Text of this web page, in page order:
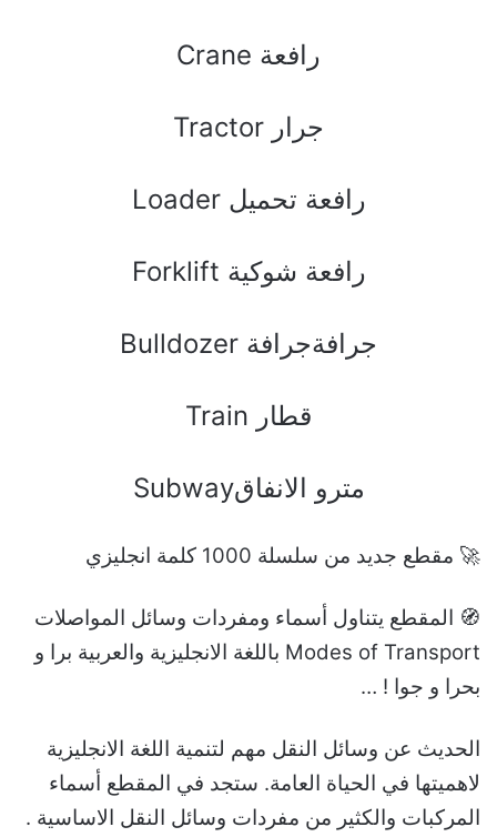
Crane ﺭﺍﻓﻌﺔ
Tractor ﺟﺮﺍﺭ
Loader ﺭﺍﻓﻌﺔ ﺗﺤﻤﻴﻞ
Forklift ﺭﺍﻓﻌﺔ ﺷﻮﻛﻴﺔ
Bulldozer ﺟﺮﺍﻓﺔﺟﺮﺍﻓﺔ
Train ﻗﻄﺎﺭ
Subwayﻣﺘﺮﻭ ﺍﻻﻧﻔﺎﻕ
🚀 مقطع جديد من سلسلة 1000 كلمة انجليزي
🧭 المقطع يتناول أسماء ومفردات وسائل المواصلات
Modes of Transport باللغة الانجليزية والعربية برا و
بحرا و جوا ! …
الحديث عن وسائل النقل مهم لتنمية اللغة الانجليزية
لاهميتها في الحياة العامة. ستجد في المقطع أسماء
المركبات والكثير من مفردات وسائل النقل الاساسية .